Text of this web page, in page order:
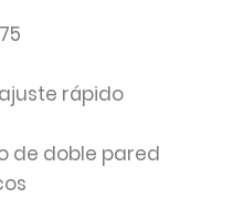
rápido
de doble pared